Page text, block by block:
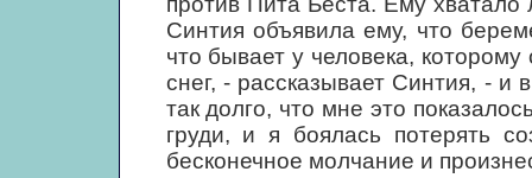
Синтия объявила ему, что
что бывает у человека,
снег, - рассказывает Синтия, - и
так долго, что мне это
груди, и я боялась потерять
бесконечное молчание и